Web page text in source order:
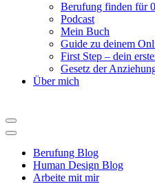
Berufung finden für
Podcast
Mein Buch
Guide zu deinem
First Step – dein
Gesetz der
Über mich
Navigations-
Menü
Navigations-
Berufung Blog
Human Design Blog
Arbeite mit mir